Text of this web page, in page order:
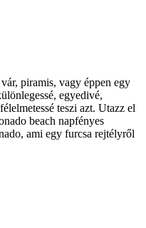
piramis, vagy éppen egy
egyedivé,
teszi azt. Utazz el
beach napfényes
ami egy furcsa rejtélyről